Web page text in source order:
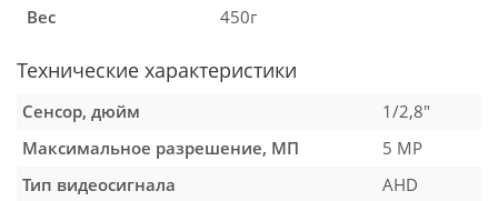
Вес 450г
Технические характеристики
Сенсор, дюйм
1/2,8"
Максимальное разрешение, МП
5 MP
Тип видеосигнала
AHD